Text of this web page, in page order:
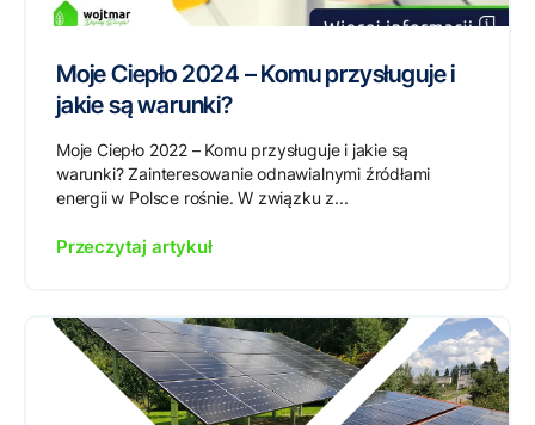
Moje Ciepło 2024 – Komu przysługuje i
jakie są warunki?
Moje Ciepło 2022 – Komu przysługuje i jakie są
warunki? Zainteresowanie odnawialnymi źródłami
energii w Polsce rośnie. W związku z...
Przeczytaj artykuł